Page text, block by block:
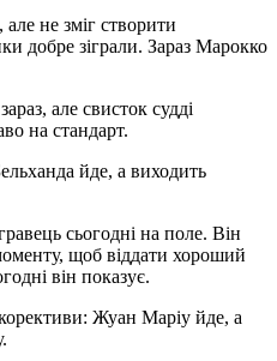
не зміг створити
добре зіграли. Зараз Марокко
але свисток судді
на стандарт.
йде, а виходить
сьогодні на поле. Він
щоб віддати хороший
він показує.
Жуан Маріу йде, а